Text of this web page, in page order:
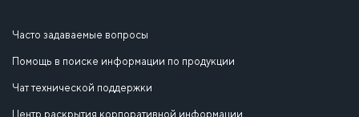
Часто задаваемые вопросы
Помощь в поиске информации по продукции
Чат технической поддержки
Центр раскрытия корпоративной информации